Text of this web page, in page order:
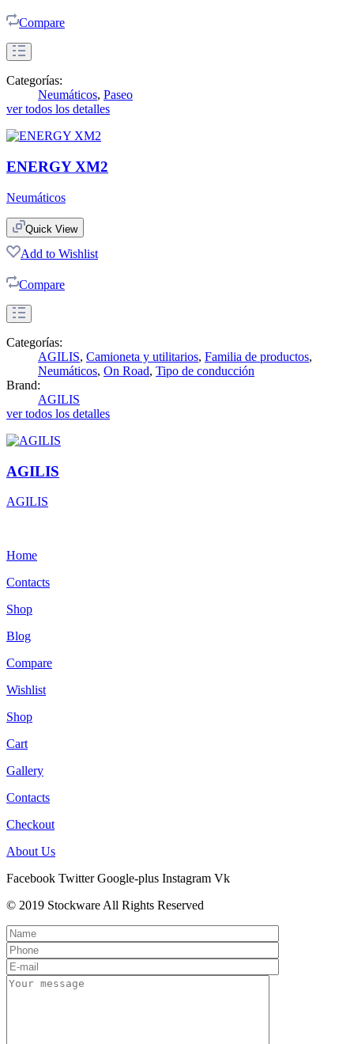
Compare
Categorías:
Neumáticos, Paseo
ver todos los detalles
ENERGY XM2
Neumáticos
Quick View
Add to Wishlist
Compare
Categorías:
AGILIS, Camioneta y utilitarios, Familia de productos,
Neumáticos, On Road, Tipo de conducción
Brand:
AGILIS
ver todos los detalles
AGILIS
AGILIS
Home
Contacts
Shop
Blog
Compare
Wishlist
Shop
Cart
Gallery
Contacts
Checkout
About Us
Facebook Twitter Google-plus Instagram Vk
© 2019 Stockware All Rights Reserved